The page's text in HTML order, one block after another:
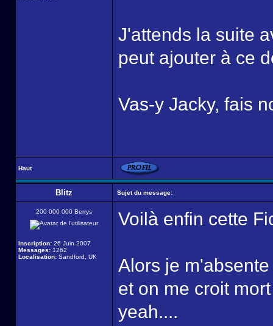
J'attends la suite
peut ajouter à ce
Vas-y Jacky, fais
Haut
Blitz Sujet du message:
200 000 000 Berrys
Inscription: 26 Juin 2007
Messages: 1262
Localisation: Sandford, UK
Voilà enfin cette
Alors je
et on me croit
yeah....